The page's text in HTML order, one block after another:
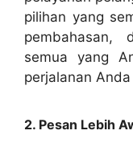
pilihan yang
pembahasan,
semua yang
perjalanan
2. Pesan Lebih